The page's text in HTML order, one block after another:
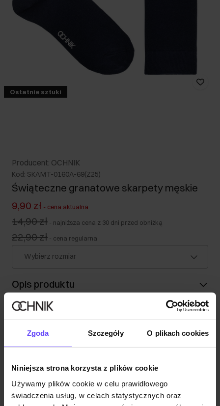
Zgoda Szczegóły O plikach cookies
Niniejsza strona korzysta z plików cookie
Używamy plików cookie w celu prawidłowego
świadczenia usług, w celach statystycznych oraz
Ostatnie sztuki
Producent: OCHNIK
Kod: SKAMT-0160A-69(Z25)
Świąteczne granatowe skarpety męskie
9,90 zł - cena aktualna
14,90 zł - najniższa cena z 30 dni przed obniżką
22,90 zł - cena regularna
Wybierz rozmiar
Opis produktu
Skład i wymiary
Opinie